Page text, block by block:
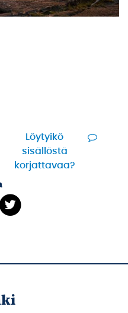
Löytyikö
sisällöstä
korjattavaa?